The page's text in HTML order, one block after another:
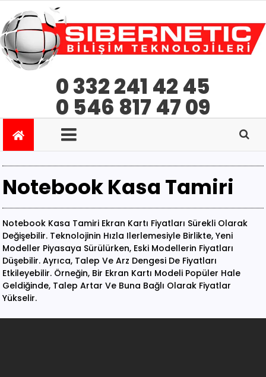
0 332 241 42 45
0 546 817 47 09
Notebook Kasa Tamiri
Notebook Kasa Tamiri Ekran Kartı Fiyatları Sürekli Olarak
Değişebilir. Teknolojinin Hızla Ilerlemesiyle Birlikte, Yeni
Modeller Piyasaya Sürülürken, Eski Modellerin Fiyatları
Düşebilir. Ayrıca, Talep Ve Arz Dengesi De Fiyatları
Etkileyebilir. Örneğin, Bir Ekran Kartı Modeli Popüler Hale
Geldiğinde, Talep Artar Ve Buna Bağlı Olarak Fiyatlar
Yükselir.